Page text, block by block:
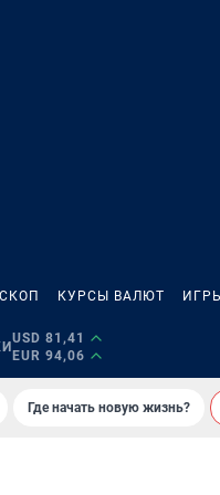
КУРСЫ ВАЛЮТ ИГРЫ
USD 81,41
EUR 94,06
Где начать новую жизнь?